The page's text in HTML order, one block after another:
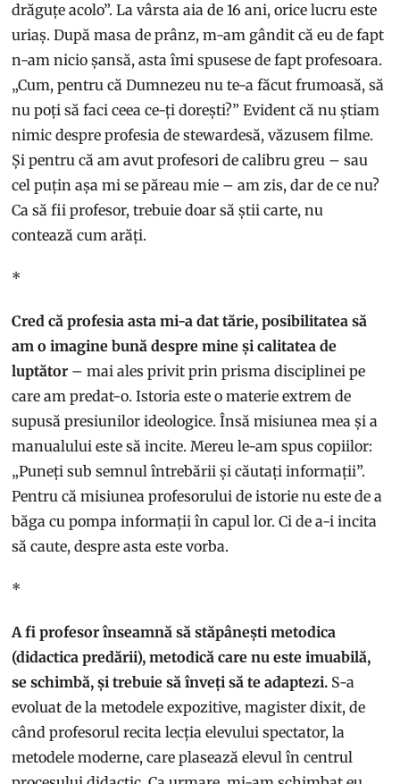
drăguțe acolo”. La vârsta aia de 16 ani, orice lucru este
uriaș. După masa de prânz, m-am gândit că eu de fapt
n-am nicio șansă, asta îmi spusese de fapt profesoara.
„Cum, pentru că Dumnezeu nu te-a făcut frumoasă, să
nu poți să faci ceea ce-ți dorești?” Evident că nu știam
nimic despre profesia de stewardesă, văzusem filme.
Și pentru că am avut profesori de calibru greu – sau
cel puțin așa mi se păreau mie – am zis, dar de ce nu?
Ca să fii profesor, trebuie doar să știi carte, nu
contează cum arăți.
*
Cred că profesia asta mi-a dat tărie, posibilitatea să
am o imagine bună despre mine și calitatea de
luptător – mai ales privit prin prisma disciplinei pe
care am predat-o. Istoria este o materie extrem de
supusă presiunilor ideologice. Însă misiunea mea și a
manualului este să incite. Mereu le-am spus copiilor:
„Puneți sub semnul întrebării și căutați informații”.
Pentru că misiunea profesorului de istorie nu este de a
băga cu pompa informații în capul lor. Ci de a-i incita
să caute, despre asta este vorba.
*
A fi profesor înseamnă să stăpânești metodica
(didactica predării), metodică care nu este imuabilă,
se schimbă, și trebuie să înveți să te adaptezi. S-a
evoluat de la metodele expozitive, magister dixit, de
când profesorul recita lecția elevului spectator, la
metodele moderne, care plasează elevul în centrul